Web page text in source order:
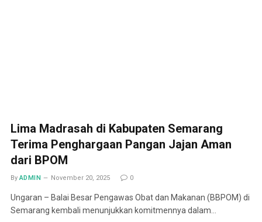
Lima Madrasah di Kabupaten Semarang
Terima Penghargaan Pangan Jajan Aman
dari BPOM
By ADMIN November 20, 2025 0
Ungaran – Balai Besar Pengawas Obat dan Makanan (BBPOM) di
Semarang kembali menunjukkan komitmennya dalam…